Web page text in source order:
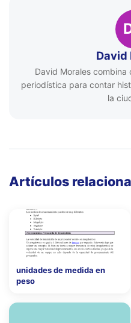
David
David Morales
periodística para contar
la
Artículos
unidades de medida en
peso